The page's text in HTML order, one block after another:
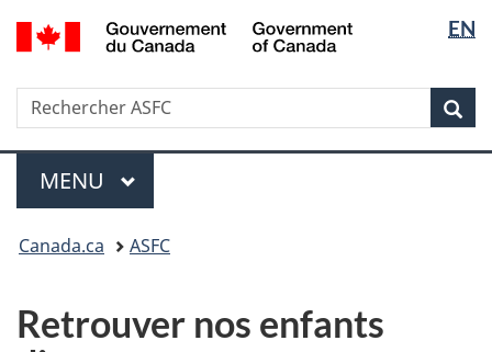
Passer
au
Passer
à
HTML
simplifiée
la
langue
EN
Recherche
Rechercher
ASFC
Menu
MENU PRINCIPAL
êtes
Canada.ca ASFC
Retrouver nos enfants